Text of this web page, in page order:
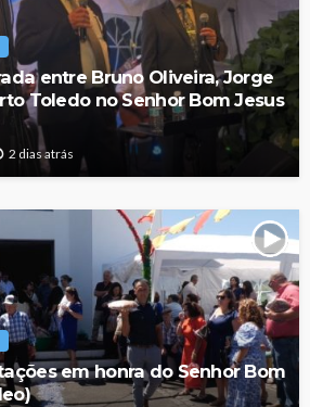
entre Bruno Oliveira, Jorge
Toledo no Senhor Bom Jesus
2 dias atrás
em honra do Senhor Bom